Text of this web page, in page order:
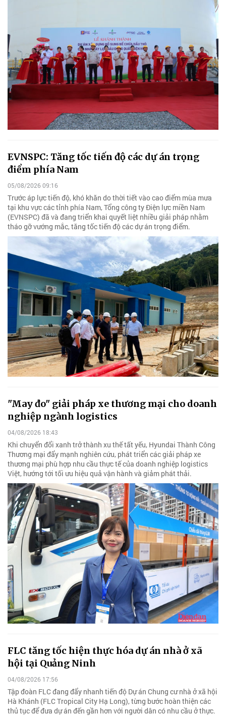
EVNSPC: Tăng tốc tiến độ các dự án trọng
điểm phía Nam
05/08/2026 09:16
Trước áp lực tiến độ, khó khăn do thời tiết vào cao điểm mùa mưa
tại khu vực các tỉnh phía Nam, Tổng công ty Điện lực miền Nam
(EVNSPC) đã và đang triển khai quyết liệt nhiều giải pháp nhằm
tháo gỡ vướng mắc, tăng tốc tiến độ các dự án trọng điểm.
"May đo" giải pháp xe thương mại cho doanh
nghiệp ngành logistics
04/08/2026 18:43
Khi chuyển đổi xanh trở thành xu thế tất yếu, Hyundai Thành Công
Thương mại đẩy mạnh nghiên cứu, phát triển các giải pháp xe
thương mại phù hợp nhu cầu thực tế của doanh nghiệp logistics
Việt, hướng tới tối ưu hiệu quả vận hành và giảm phát thải.
FLC tăng tốc hiện thực hóa dự án nhà ở xã
hội tại Quảng Ninh
04/08/2026 17:56
Tập đoàn FLC đang đẩy nhanh tiến độ Dự án Chung cư nhà ở xã hội
Hà Khánh (FLC Tropical City Hạ Long), từng bước hoàn thiện các
thủ tục để đưa dự án đến gần hơn với người dân có nhu cầu ở thực.